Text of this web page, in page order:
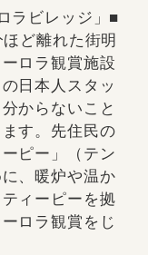
ラビレッジ」■
ど離れた街明
ロラ観賞施設
日本人スタッ
からないこと
す。先住民の
ピー」（テン
、暖炉や温か
ィーピーを拠
ロラ観賞をじ